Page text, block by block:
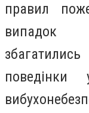
правил
випадок
поведінки